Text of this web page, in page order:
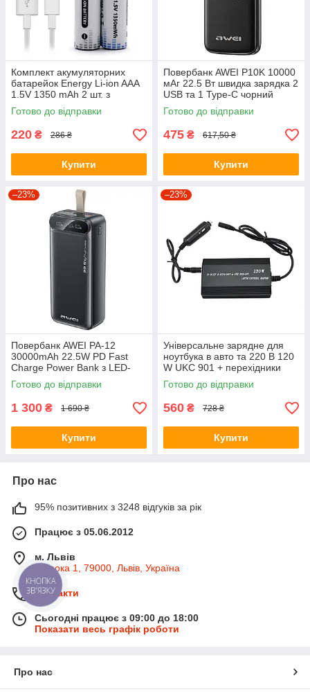
Комплект акумуляторних
батарейок Energy Li-ion AAA
1.5V 1350 mAh 2 шт. з
кабелем USB Type-C (10598)
Готово до відправки
220 ₴ 286 ₴
Купити
Повербанк AWEI P10K 10000
мАг 22.5 Вт швидка зарядка 2
USB та 1 Type-C чорний
(10513)
Готово до відправки
475 ₴ 617,50 ₴
Купити
–23%
Повербанк AWEI PA-12
30000mAh 22.5W PD Fast
Charge Power Bank з LED-
дисплеєм Black (8413)
Готово до відправки
1 300 ₴ 1 690 ₴
Купити
–23%
Універсальне зарядне для
ноутбука в авто та 220 В 120
W UKC 901 + перехідники
(0302)
Готово до відправки
560 ₴ 728 ₴
Купити
Про нас
95% позитивних з 3248 відгуків за рік
Працює з 05.06.2012
м. Львів
Широка 1, 79000, Львів, Україна
Контакти
Сьогодні працює з 09:00 до 18:00
Показати весь графік роботи
Про нас
КНОПКА
ЗВ'ЯЗКУ